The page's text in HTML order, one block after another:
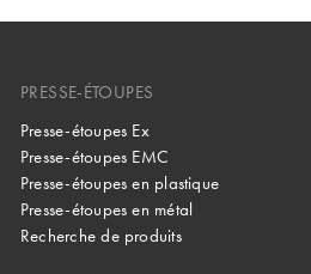
PRESSE-ÉTOUPES
Presse-étoupes Ex
Presse-étoupes EMC
Presse-étoupes en plastique
Presse-étoupes en métal
Recherche de produits